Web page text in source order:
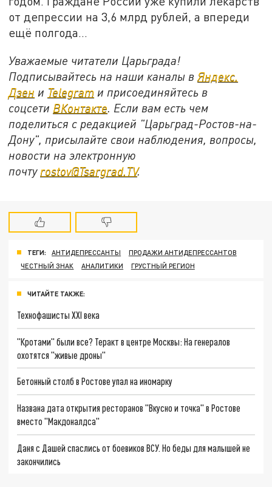
от депрессии на 3,6 млрд рублей, а впереди
ещё полгода…
Уважаемые читатели Царьграда!
Подписывайтесь на наши каналы в Яндекс.
Дзен и Telegram и присоединяйтесь в
соцсети ВКонтакте . Если вам есть чем
поделиться с редакцией "Царьград-Ростов-на-
Дону", присылайте свои наблюдения, вопросы,
новости на электронную
почту rostov@Tsargrad.ТV.
ТЕГИ: АНТИДЕПРЕССАНТЫ
ПРОДАЖИ АНТИДЕПРЕССАНТОВ
ЧЕСТНЫЙ ЗНАК
АНАЛИТИКИ ГРУСТНЫЙ РЕГИОН
ЧИТАЙТЕ ТАКЖЕ:
Технофашисты XXI века
"Кротами" были все? Теракт в центре Москвы: На генералов
охотятся "живые дроны"
Бетонный столб в Ростове упал на иномарку
Названа дата открытия ресторанов "Вкусно и точка" в Ростове
вместо "Макдоналдса"
Даня с Дашей спаслись от боевиков ВСУ. Но беды для малышей не
закончились